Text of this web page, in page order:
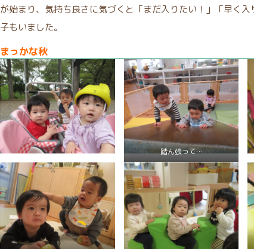
が始まり、気持ち良さに気づくと「まだ入りたい！」「早く
子もいました。
まっかな秋
踏ん張って…